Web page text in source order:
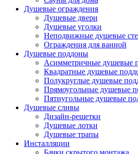
Душевые ограждения
Душевые двери
Душевые уголки
Неподвижные душевые
Ограждения для ванной
Душевые поддоны
Асимметричные душевые
Квадратные душевые
Полукруглые душевые
Прямоугольные душевые
Пятиугольные душевые
Душевые сливы
Дизайн-решетки
Душевые лотки
Душевые трапы
Инсталляции
Бачки скрытого монтажа